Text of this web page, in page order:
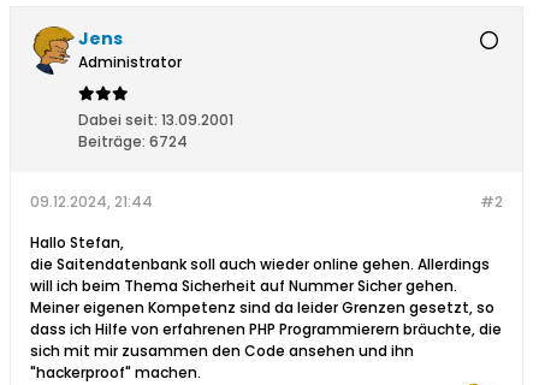
Jens
Administrator
Dabei seit: 13.09.2001
Beiträge: 6724
#2
09.12.2024, 21:44
Hallo Stefan,
die Saitendatenbank soll auch wieder online gehen. Allerdings
will ich beim Thema Sicherheit auf Nummer Sicher gehen.
Meiner eigenen Kompetenz sind da leider Grenzen gesetzt, so
dass ich Hilfe von erfahrenen PHP Programmierern bräuchte, die
sich mit mir zusammen den Code ansehen und ihn
"hackerproof" machen.